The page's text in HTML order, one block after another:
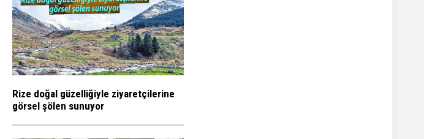
Rize doğal güzelliğiyle ziyaretçilerine
görsel şölen sunuyor